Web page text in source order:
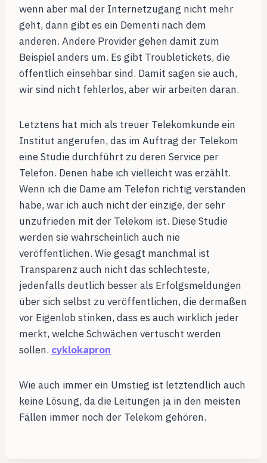
wenn aber mal der Internetzugang nicht mehr
geht, dann gibt es ein Dementi nach dem
anderen. Andere Provider gehen damit zum
Beispiel anders um. Es gibt Troubletickets, die
öffentlich einsehbar sind. Damit sagen sie auch,
wir sind nicht fehlerlos, aber wir arbeiten daran.
Letztens hat mich als treuer Telekomkunde ein
Institut angerufen, das im Auftrag der Telekom
eine Studie durchführt zu deren Service per
Telefon. Denen habe ich vielleicht was erzählt.
Wenn ich die Dame am Telefon richtig verstanden
habe, war ich auch nicht der einzige, der sehr
unzufrieden mit der Telekom ist. Diese Studie
werden sie wahrscheinlich auch nie
veröffentlichen. Wie gesagt manchmal ist
Transparenz auch nicht das schlechteste,
jedenfalls deutlich besser als Erfolgsmeldungen
über sich selbst zu veröffentlichen, die dermaßen
vor Eigenlob stinken, dass es auch wirklich jeder
merkt, welche Schwächen vertuscht werden
sollen. cyklokapron
Wie auch immer ein Umstieg ist letztendlich auch
keine Lösung, da die Leitungen ja in den meisten
Fällen immer noch der Telekom gehören.